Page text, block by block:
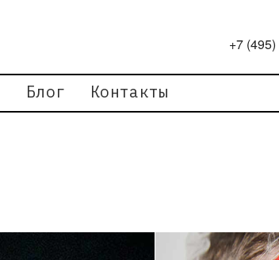
+7 (495)
Блог Контакты